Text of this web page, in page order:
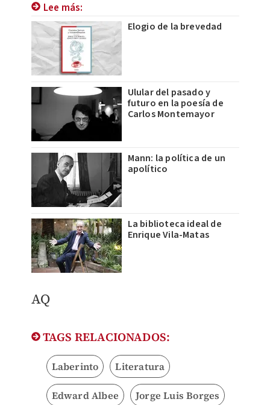
Lee más:
Elogio de la brevedad
Ulular del pasado y
futuro en la poesía de
Carlos Montemayor
Mann: la política de un
apolítico
La biblioteca ideal de
Enrique Vila-Matas
AQ
TAGS RELACIONADOS:
Laberinto Literatura
Edward Albee Jorge Luis Borges